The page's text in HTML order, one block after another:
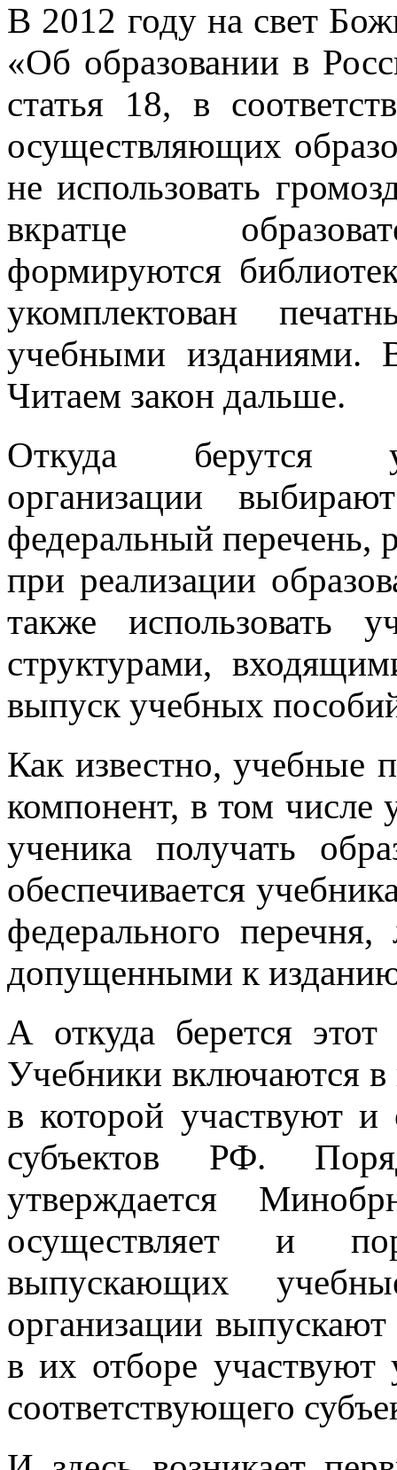
В 2012 году на свет
«Об образовании в
статья 18, в
осуществляющих
не использовать
вкратце
формируются
укомплектован
учебными изданиями.
Читаем закон дальше.
Откуда берутся
организации
федеральный перечень,
при реализации
также использовать
структурами,
выпуск учебных
Как известно, учебные
компонент, в том
ученика получать
обеспечивается
федерального
допущенными к
А откуда берется
Учебники включаются в
в которой участвуют и
субъектов РФ.
утверждается
осуществляет и
выпускающих
организации
в их отборе участвуют
соответствующего